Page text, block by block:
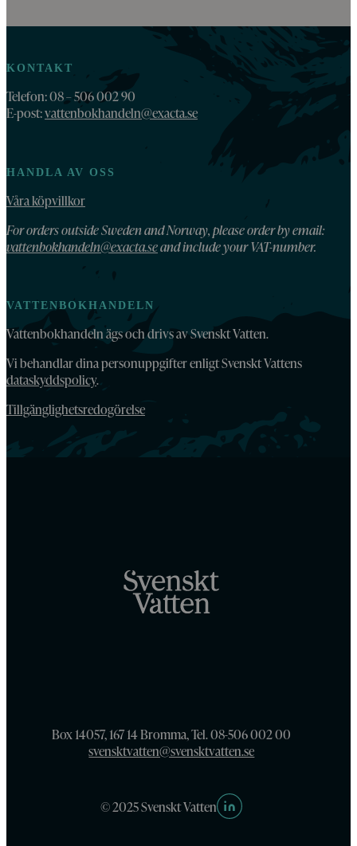
KONTAKT
Telefon: 08 – 506 002 90
E-post:vattenbokhandeln@exacta.se
HANDLA AV OSS
Våra köpvillkor
For orders outside Sweden and Norway, please order by email:
vattenbokhandeln@exacta.seand include your VAT-number.
VATTENBOKHANDELN
Vattenbokhandeln ägs och drivs av Svenskt Vatten.
Vi behandlar dina personuppgifter enligt Svenskt Vattens
dataskyddspolicy.
Tillgänglighetsredogörelse
Box 14057, 167 14 Bromma, Tel. 08-506 002 00
svensktvatten@svensktvatten.se
© 2025 Svenskt Vatten